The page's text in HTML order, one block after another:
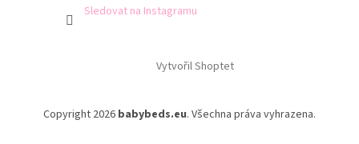
Sledovat na Instagramu
Vytvořil Shoptet
Copyright 2026 babybeds.eu. Všechna práva vyhrazena.